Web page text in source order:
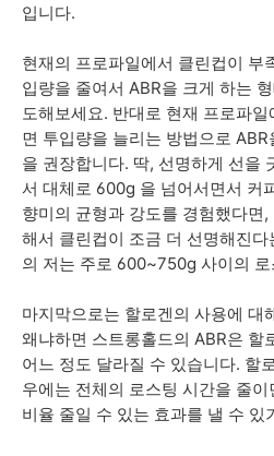
입니다.
현재의 프로파일에서 클린컵이 부
입량을 줄여서 ABR을 크게 하는
도해보세요. 반대로 현재 프로파
면 투입량을 늘리는 방법으로
을 권장합니다. 딱, 선명하게 선을
서 대체로 600g 을 넘어서면서 커
향미의 균형과 강도를 경험했다면
해서 클린컵이 조금 더 선명해진
의 저는 주로 600~750g 사이의
마지막으로는 할로겐의 사용에 대
왜냐하면 스트롱홀드의 ABR은 할
어느 정도 달라질 수 있습니다. 할
우에는 전체의 로스팅 시간을 줄
비율 줄일 수 있는 효과를 낼 수 있